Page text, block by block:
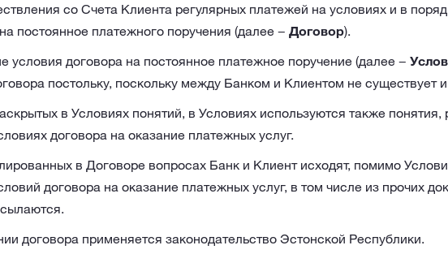
со Счета Клиента регулярных платежей на условиях и в
постоянное платежного поручения (далее − Договор).
условия договора на постоянное платежное поручение (далее −
постольку, поскольку между Банком и Клиентом не существует
в Условиях понятий, в Условиях используются также
договора на оказание платежных услуг.
в Договоре вопросах Банк и Клиент исходят, помимо
договора на оказание платежных услуг, в том числе из прочих
договора применяется законодательство Эстонской Республики.